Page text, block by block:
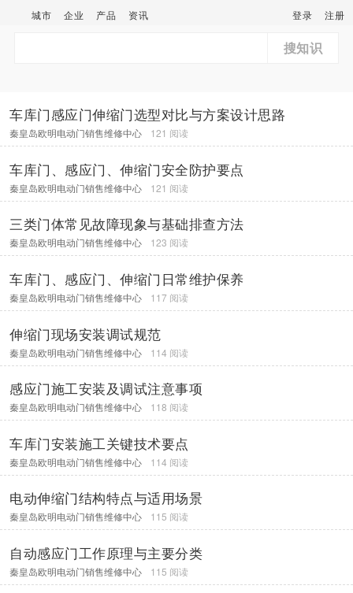
城市 企业 产品 资讯 登录 注册
搜知识
车库门感应门伸缩门选型对比与方案设计思路
秦皇岛欧明电动门销售维修中心 121 阅读
车库门、感应门、伸缩门安全防护要点
秦皇岛欧明电动门销售维修中心 121 阅读
三类门体常见故障现象与基础排查方法
秦皇岛欧明电动门销售维修中心 123 阅读
车库门、感应门、伸缩门日常维护保养
秦皇岛欧明电动门销售维修中心 117 阅读
伸缩门现场安装调试规范
秦皇岛欧明电动门销售维修中心 114 阅读
感应门施工安装及调试注意事项
秦皇岛欧明电动门销售维修中心 118 阅读
车库门安装施工关键技术要点
秦皇岛欧明电动门销售维修中心 114 阅读
电动伸缩门结构特点与适用场景
秦皇岛欧明电动门销售维修中心 115 阅读
自动感应门工作原理与主要分类
秦皇岛欧明电动门销售维修中心 115 阅读